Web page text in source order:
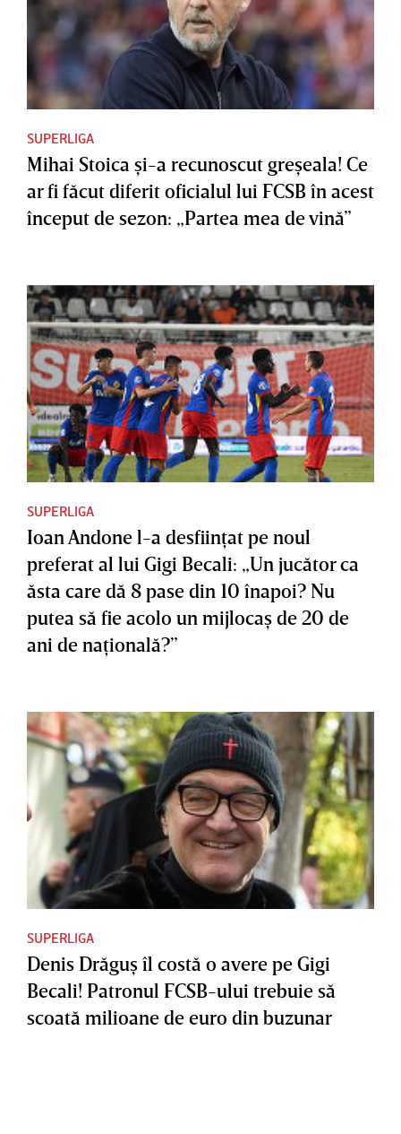
SUPERLIGA
Mihai Stoica şi-a recunoscut greşeala! Ce
ar fi făcut diferit oficialul lui FCSB în acest
început de sezon: „Partea mea de vină”
SUPERLIGA
Ioan Andone l-a desfiinţat pe noul
preferat al lui Gigi Becali: „Un jucător ca
ăsta care dă 8 pase din 10 înapoi? Nu
putea să fie acolo un mijlocaş de 20 de
ani de naţională?”
SUPERLIGA
Denis Drăguş îl costă o avere pe Gigi
Becali! Patronul FCSB-ului trebuie să
scoată milioane de euro din buzunar